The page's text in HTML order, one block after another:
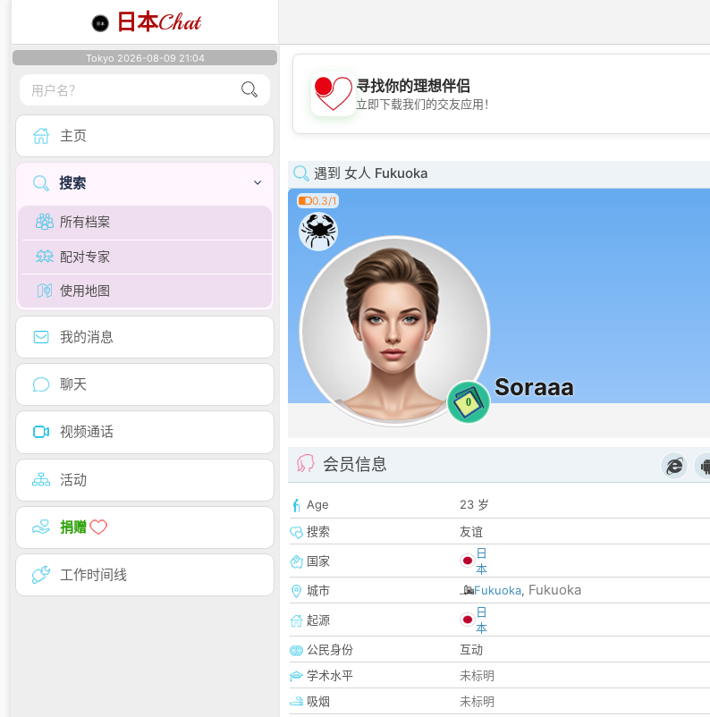
日本Chat
Tokyo 2026-08-09 21:04
主页
搜索
所有档案
配对专家
使用地图
我的消息
聊天
视频通话
活动
捐赠
工作时间线
💖
💕
寻找你的理想伴侣
立即下载我们的交友应用！
遇到 女人 Fukuoka
0.3/1
0
Soraaa
会员信息
Age
23 岁
搜索
友谊
国家
日
本
城市
Fukuoka, Fukuoka
起源
日
本
公民身份
互动
学术水平
未标明
吸烟
未标明